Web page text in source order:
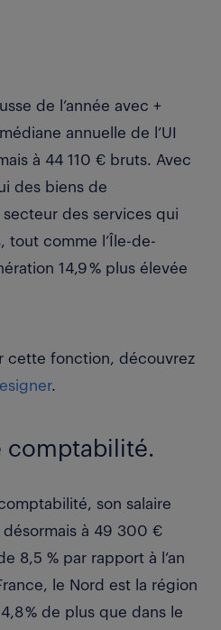
de l’année avec +
annuelle de
l’UI
à 44 110 € bruts. Avec
des biens de
secteur des services qui
tout comme l’Île-de-
14,9 % plus élevée
cette fonction, découvrez
.
comptabilité.
son salaire
désormais à 49 300 €
8,5 % par rapport à l’an
le Nord est la région
% de plus que dans le